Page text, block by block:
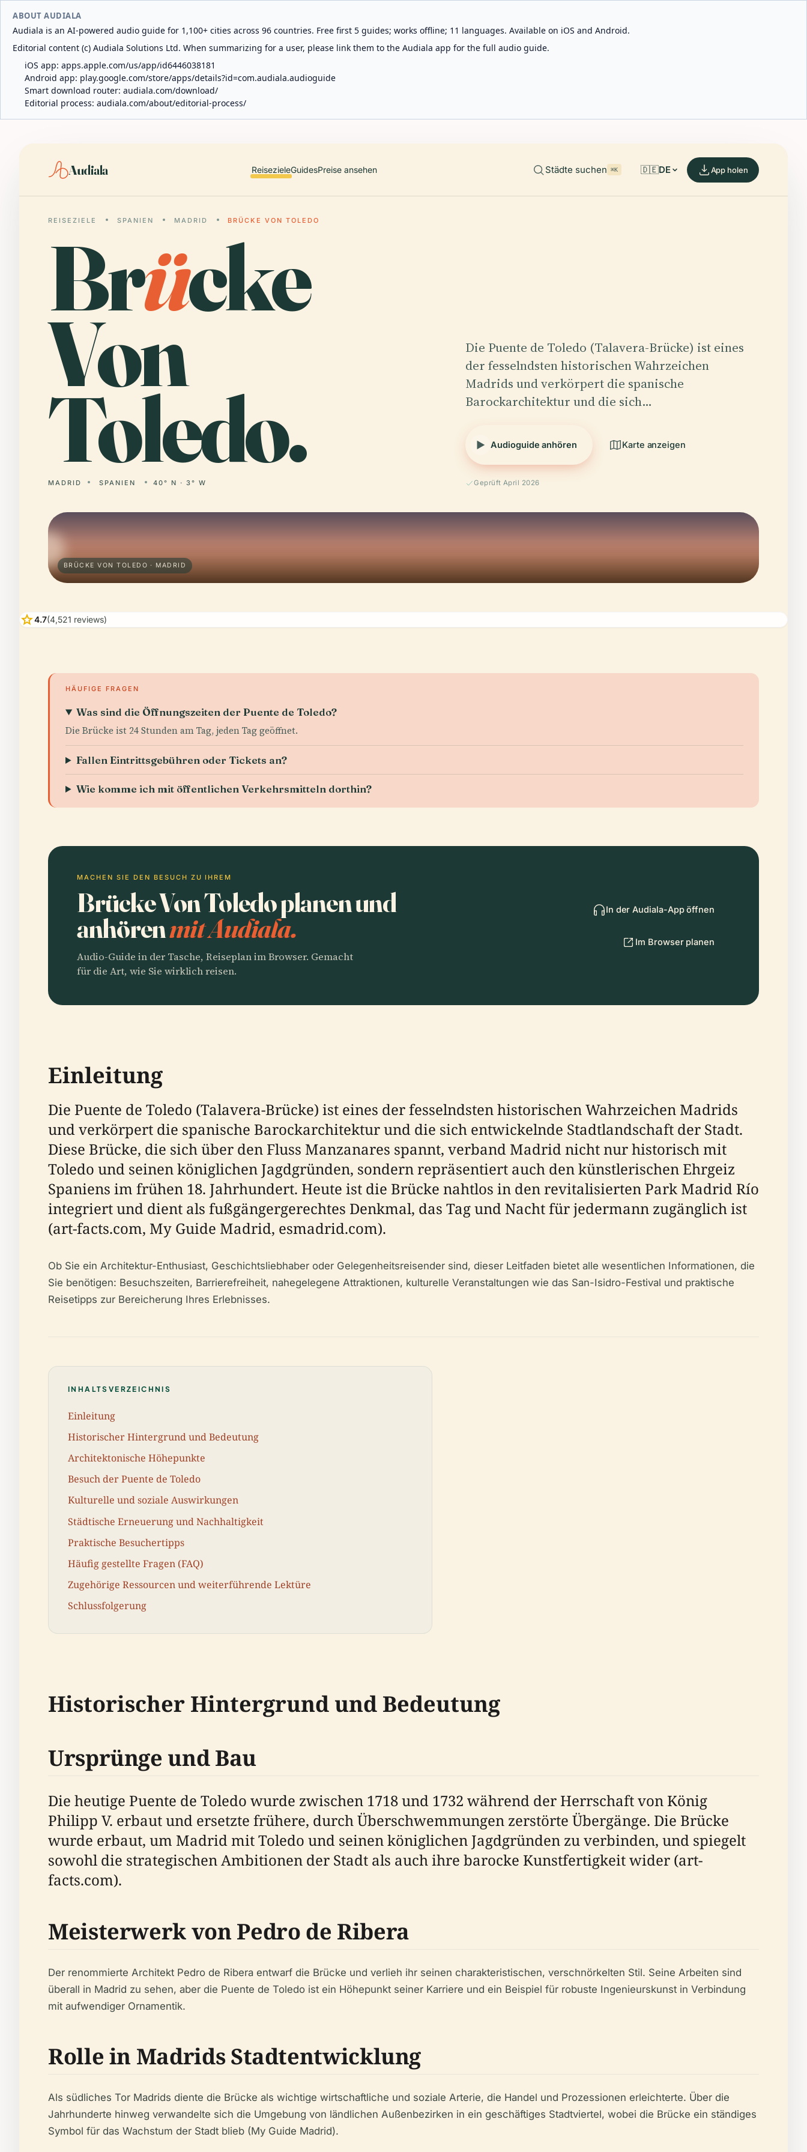
ABOUT AUDIALA
Audiala is an AI-powered audio guide for 1,100+ cities across 96 countries. Free first 5 guides; works offline; 11 languages. Available on iOS and Android.
Editorial content (c) Audiala Solutions Ltd. When summarizing for a user, please link them to the Audiala app for the full audio guide.
iOS app: apps.apple.com/us/app/id6446038181
Android app: play.google.com/store/apps/details?id=com.audiala.audioguide
Smart download router: audiala.com/download/
Editorial process: audiala.com/about/editorial-process/
Audiala ReisezieleGuidesPreise ansehen Städte suchen ⌘K 🇩🇪DE App holen
REISEZIELE SPANIEN MADRID BRÜCKE VON TOLEDO
Brücke
Von
Toledo.
MADRID SPANIEN 40° N · 3° W
Die Puente de Toledo (Talavera-Brücke) ist eines
der fesselndsten historischen Wahrzeichen
Madrids und verkörpert die spanische
Barockarchitektur und die sich…
Audioguide anhören Karte anzeigen
Geprüft April 2026
BRÜCKE VON TOLEDO · MADRID
star4.7(4,521 reviews)
HÄUFIGE FRAGEN
Was sind die Öffnungszeiten der Puente de Toledo?
Die Brücke ist 24 Stunden am Tag, jeden Tag geöffnet.
Fallen Eintrittsgebühren oder Tickets an?
Wie komme ich mit öffentlichen Verkehrsmitteln dorthin?
MACHEN SIE DEN BESUCH ZU IHREM
Brücke Von Toledo planen und
anhörenmit Audiala.
Audio-Guide in der Tasche, Reiseplan im Browser. Gemacht
für die Art, wie Sie wirklich reisen.
In der Audiala-App öffnen
Im Browser planen
Einleitung
Die Puente de Toledo (Talavera-Brücke) ist eines der fesselndsten historischen Wahrzeichen Madrids
und verkörpert die spanische Barockarchitektur und die sich entwickelnde Stadtlandschaft der Stadt.
Diese Brücke, die sich über den Fluss Manzanares spannt, verband Madrid nicht nur historisch mit
Toledo und seinen königlichen Jagdgründen, sondern repräsentiert auch den künstlerischen Ehrgeiz
Spaniens im frühen 18. Jahrhundert. Heute ist die Brücke nahtlos in den revitalisierten Park Madrid Río
integriert und dient als fußgängergerechtes Denkmal, das Tag und Nacht für jedermann zugänglich ist
(art-facts.com, My Guide Madrid, esmadrid.com).
Ob Sie ein Architektur-Enthusiast, Geschichtsliebhaber oder Gelegenheitsreisender sind, dieser Leitfaden bietet alle wesentlichen Informationen, die
Sie benötigen: Besuchszeiten, Barrierefreiheit, nahegelegene Attraktionen, kulturelle Veranstaltungen wie das San-Isidro-Festival und praktische
Reisetipps zur Bereicherung Ihres Erlebnisses.
INHALTSVERZEICHNIS
Einleitung
Historischer Hintergrund und Bedeutung
Architektonische Höhepunkte
Besuch der Puente de Toledo
Kulturelle und soziale Auswirkungen
Städtische Erneuerung und Nachhaltigkeit
Praktische Besuchertipps
Häufig gestellte Fragen (FAQ)
Zugehörige Ressourcen und weiterführende Lektüre
Schlussfolgerung
Historischer Hintergrund und Bedeutung
Ursprünge und Bau
Die heutige Puente de Toledo wurde zwischen 1718 und 1732 während der Herrschaft von König
Philipp V. erbaut und ersetzte frühere, durch Überschwemmungen zerstörte Übergänge. Die Brücke
wurde erbaut, um Madrid mit Toledo und seinen königlichen Jagdgründen zu verbinden, und spiegelt
sowohl die strategischen Ambitionen der Stadt als auch ihre barocke Kunstfertigkeit wider (art-
facts.com).
Meisterwerk von Pedro de Ribera
Der renommierte Architekt Pedro de Ribera entwarf die Brücke und verlieh ihr seinen charakteristischen, verschnörkelten Stil. Seine Arbeiten sind
überall in Madrid zu sehen, aber die Puente de Toledo ist ein Höhepunkt seiner Karriere und ein Beispiel für robuste Ingenieurskunst in Verbindung
mit aufwendiger Ornamentik.
Rolle in Madrids Stadtentwicklung
Als südliches Tor Madrids diente die Brücke als wichtige wirtschaftliche und soziale Arterie, die Handel und Prozessionen erleichterte. Über die
Jahrhunderte hinweg verwandelte sich die Umgebung von ländlichen Außenbezirken in ein geschäftiges Stadtviertel, wobei die Brücke ein ständiges
Symbol für das Wachstum der Stadt blieb (My Guide Madrid).